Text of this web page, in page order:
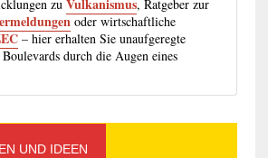
zu Vulkanismus, Ratgeber zur
oder wirtschaftliche
– hier erhalten Sie unaufgeregte
Boulevards durch die Augen eines
UND IDEEN